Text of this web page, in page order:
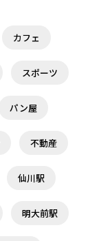
カフェ
スポーツ
パン屋
不動産
仙川駅
明大前駅